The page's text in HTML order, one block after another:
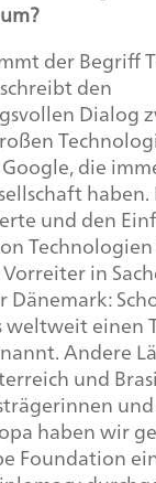
der Begriff
den
Dialog
die
und den
in
Dänemark:
weltweit einen
Andere
und
haben wir
Foundation